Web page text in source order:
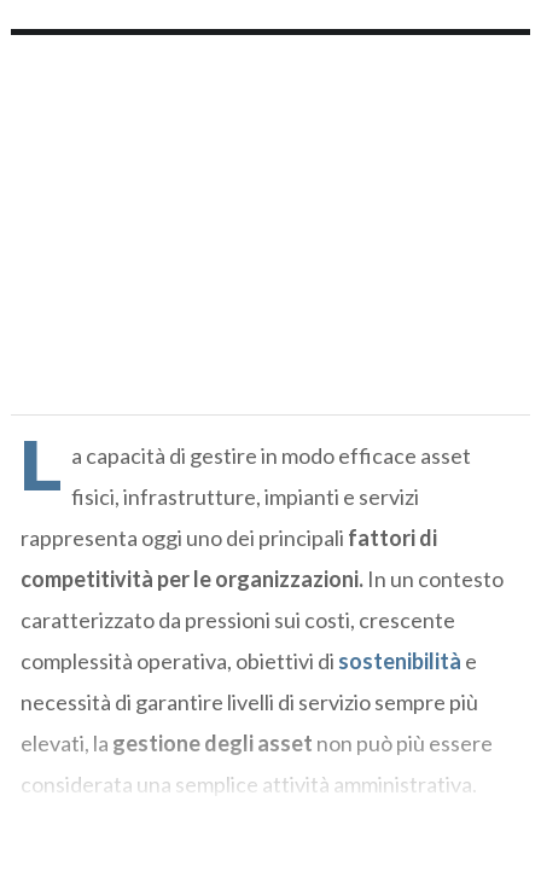
L a capacità di gestire in modo efficace asset
fisici, infrastrutture, impianti e servizi
rappresenta oggi uno dei principali fattori di
competitività per le organizzazioni. In un contesto
caratterizzato da pressioni sui costi, crescente
complessità operativa, obiettivi di sostenibilità e
necessità di garantire livelli di servizio sempre più
elevati, la gestione degli asset non può più essere
considerata una semplice attività amministrativa.